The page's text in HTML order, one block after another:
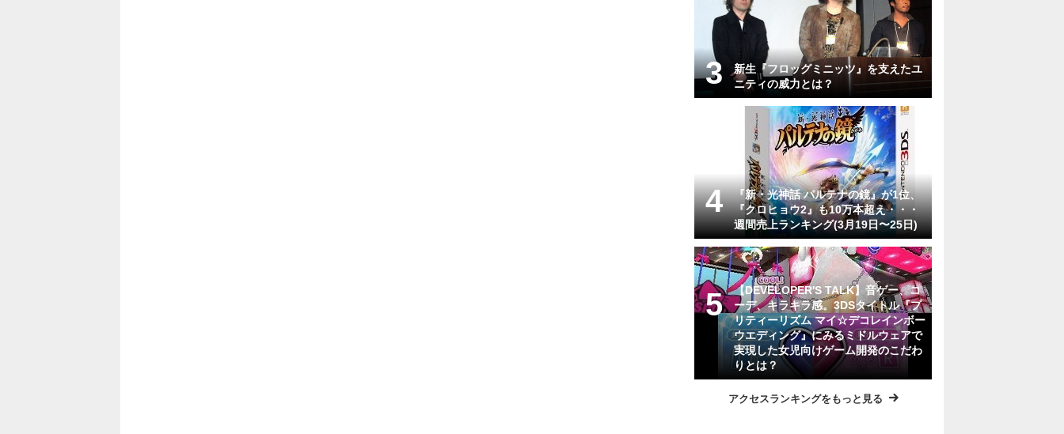
新生『フロッグミニッツ』を支えたユ
ニティの威力とは？
『新・光神話 パルテナの鏡』が1位、
『クロヒョウ2』も10万本超え・・・
週間売上ランキング(3月19日〜25日)
【DEVELOPER'S TALK】音ゲー、コ
ーデ、キラキラ感。3DSタイトル『プ
リティーリズム マイ☆デコレインボー
ウエディング』にみるミドルウェアで
実現した女児向けゲーム開発のこだわ
りとは？
アクセスランキングをもっと見る